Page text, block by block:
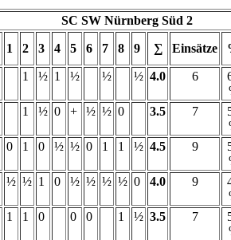
SC SW Nürnberg Süd 2
1 2 3 4 5 6 7 8 9 ∑ Einsätze
1 ½ 1 ½ ½ ½ 4.0 6
1 ½ 0 + ½ ½ 0 3.5 7
0 1 0 ½ ½ 0 1 1 ½ 4.5 9
½ ½ 1 0 ½ ½ ½ ½ 0 4.0 9
1 1 0 0 0 1 ½ 3.5 7